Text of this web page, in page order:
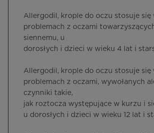
Allergodil, krople do oczu stosuje się
problemach z oczami
siennemu, u
dorosłych i dzieci w wieku 4 lat i
Allergodil, krople do oczu stosuje się
problemach z oczami, wywołanych
czynniki takie,
jak roztocza występujące w kurzu i
u dorosłych i dzieci w wieku 12 lat i